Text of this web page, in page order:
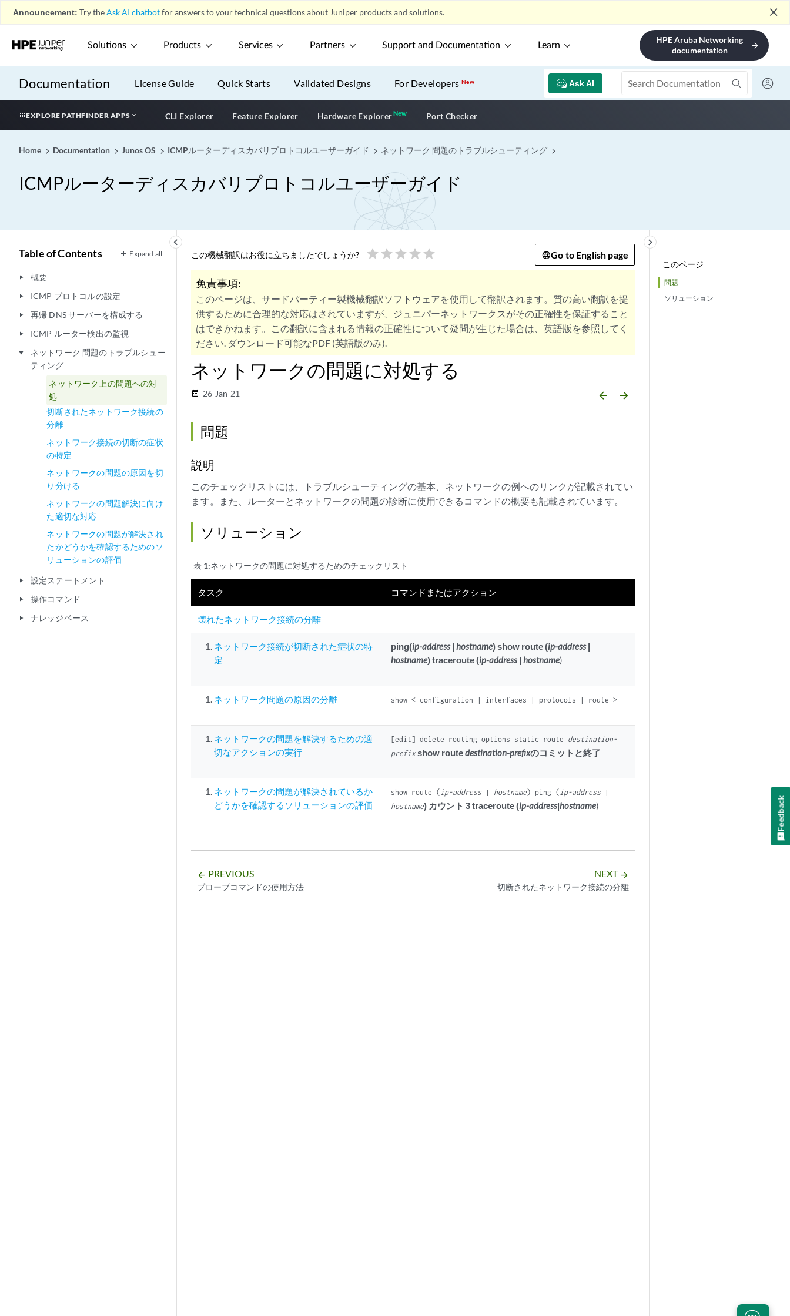
Announcement: Try theAsk AI chatbotfor answers to your technical questions about Juniper products and solutions. close
Solutions Products Services Partners Support and Documentation Learn
HPE Aruba Networking
documentation
arrow_forward
Documentation Ask AI
License Guide Quick Starts Validated Designs For DevelopersNew
EXPLORE PATHFINDER APPS CLI Explorer Feature Explorer Hardware ExplorerNewNew application
Port Checker
Home Documentation Junos OS ICMPルーターディスカバリプロトコルユーザーガイド ネットワーク 問題のトラブルシューティング
ICMPルーターディスカバリプロトコルユーザーガイド
keyboard_arrow_left
Table of Contents Expand all
play_arrow 概要
play_arrow ICMP プロトコルの設定
play_arrow 再帰 DNS サーバーを構成する
play_arrow ICMP ルーター検出の監視
play_arrow
ネットワーク 問題のトラブルシュー
ティング
ネットワーク上の問題への対
処
切断されたネットワーク接続の
分離
ネットワーク接続の切断の症状
の特定
ネットワークの問題の原因を切
り分ける
ネットワークの問題解決に向け
た適切な対応
ネットワークの問題が解決され
たかどうかを確認するためのソ
リューションの評価
play_arrow 設定ステートメント
play_arrow 操作コマンド
play_arrow ナレッジベース
このページ
問題
ソリューション
keyboard_arrow_right
この機械翻訳はお役に立ちましたでしょうか? star star star star star Go to English page
免責事項:
このページは、サードパーティー製機械翻訳ソフトウェアを使用して翻訳されます。質の高い翻訳を提
供するために合理的な対応はされていますが、ジュニパーネットワークスがその正確性を保証すること
はできかねます。この翻訳に含まれる情報の正確性について疑問が生じた場合は、英語版を参照してく
ださい. ダウンロード可能なPDF (英語版のみ).
ネットワークの問題に対処する
date_range 26-Jan-21 arrow_backward arrow_forward
問題
説明
このチェックリストには、トラブルシューティングの基本、ネットワークの例へのリンクが記載されてい
ます。また、ルーターとネットワークの問題の診断に使用できるコマンドの概要も記載されています。
ソリューション
表 1:ネットワークの問題に対処するためのチェックリスト
タスク コマンドまたはアクション
壊れたネットワーク接続の分離
ネットワーク接続が切断された症状の特
定
ping(ip-address|hostname) show route (ip-address|
hostname) traceroute (ip-address|hostname)
ネットワーク問題の原因の分離 show < configuration | interfaces | protocols | route >
ネットワークの問題を解決するための適
切なアクションの実行
[edit] delete routing options static route destination-
prefixshow routedestination-prefixのコミットと終了
ネットワークの問題が解決されているか
どうかを確認するソリューションの評価
show route ( ip-address | hostname) ping ( ip-address |
hostname) カウント 3 traceroute (ip-address|hostname)
arrow_backward PREVIOUS
プローブコマンドの使用方法
NEXT arrow_forward
切断されたネットワーク接続の分離
Feedback